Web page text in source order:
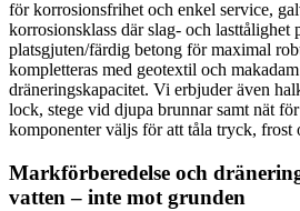
för korrosionsfrihet och enkel service,
korrosionsklass där slag- och lasttålighet
platsgjuten/färdig betong för maximal
kompletteras med geotextil och
dräneringskapacitet. Vi erbjuder även
lock, stege vid djupa brunnar samt nät
komponenter väljs för att tåla tryck, frost
Markförberedelse och
vatten – inte mot grunden